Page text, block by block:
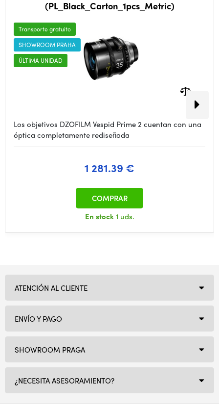
(PL_Black_Carton_1pcs_Metric)
Transporte gratuito
SHOWROOM PRAHA
ÚLTIMA UNIDAD
Los objetivos DZOFILM Vespid Prime 2 cuentan con una
óptica completamente rediseñada
1 281.39 €
En stock1 uds.
COMPRAR
SHOWROOM PRAGA
¿NECESITA ASESORAMIENTO?
ATENCIÓN AL CLIENTE
ENVÍO Y PAGO